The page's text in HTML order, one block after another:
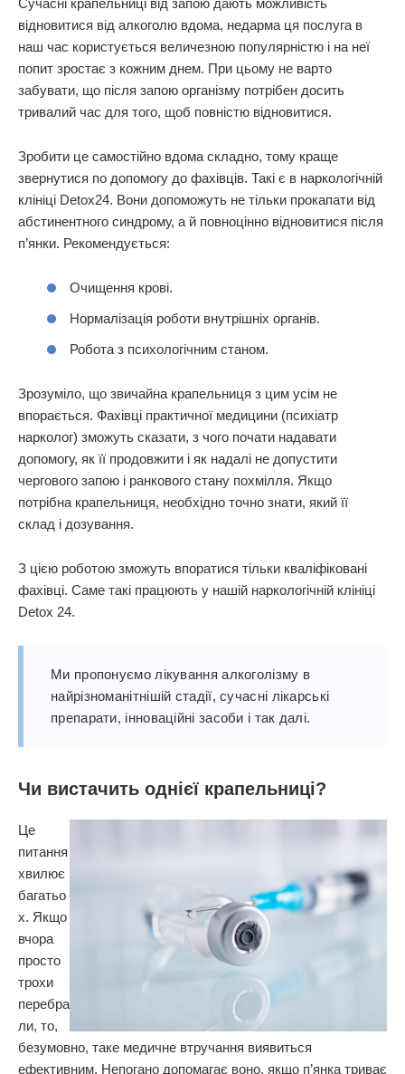
відновитися від алкоголю вдома, недарма ця послуга в
наш час користується величезною популярністю і на неї
попит зростає з кожним днем. При цьому не варто
забувати, що після запою організму потрібен досить
тривалий час для того, щоб повністю відновитися.
Зробити це самостійно вдома складно, тому краще
звернутися по допомогу до фахівців. Такі є в наркологічній
клініці Detox24. Вони допоможуть не тільки прокапати від
абстинентного синдрому, а й повноцінно відновитися після
п’янки. Рекомендується:
Очищення крові.
Нормалізація роботи внутрішніх органів.
Робота з психологічним станом.
Зрозуміло, що звичайна крапельниця з цим усім не
впорається. Фахівці практичної медицини (психіатр
нарколог) зможуть сказати, з чого почати надавати
допомогу, як її продовжити і як надалі не допустити
чергового запою і ранкового стану похмілля. Якщо
потрібна крапельниця, необхідно точно знати, який її
склад і дозування.
З цією роботою зможуть впоратися тільки кваліфіковані
фахівці. Саме такі працюють у нашій наркологічній клініці
Detox 24.
Ми пропонуємо лікування алкоголізму в
найрізноманітнішій стадії, сучасні лікарські
препарати, інноваційні засоби і так далі.
Чи вистачить однієї крапельниці?
Це
питання
хвилює
багатьо
х. Якщо
вчора
просто
трохи
перебра
ли, то,
безумовно, таке медичне втручання виявиться
ефективним. Непогано допомагає воно, якщо п’янка триває